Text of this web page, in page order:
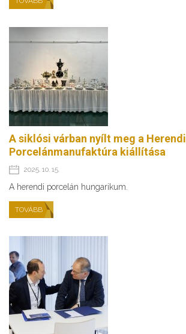
A siklósi várban nyílt meg a Herendi
Porcelánmanufaktúra kiállítása
2025. 10. 15.
A herendi porcelán hungarikum.
TOVÁBB